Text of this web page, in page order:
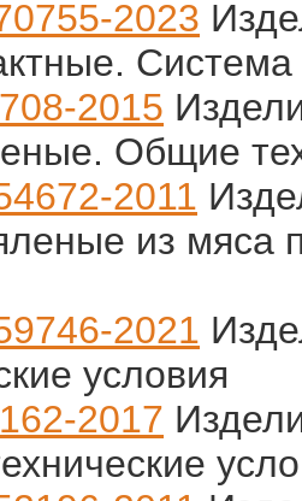
2023
2015
Общие
2011
из мяса
2021
условия
2017